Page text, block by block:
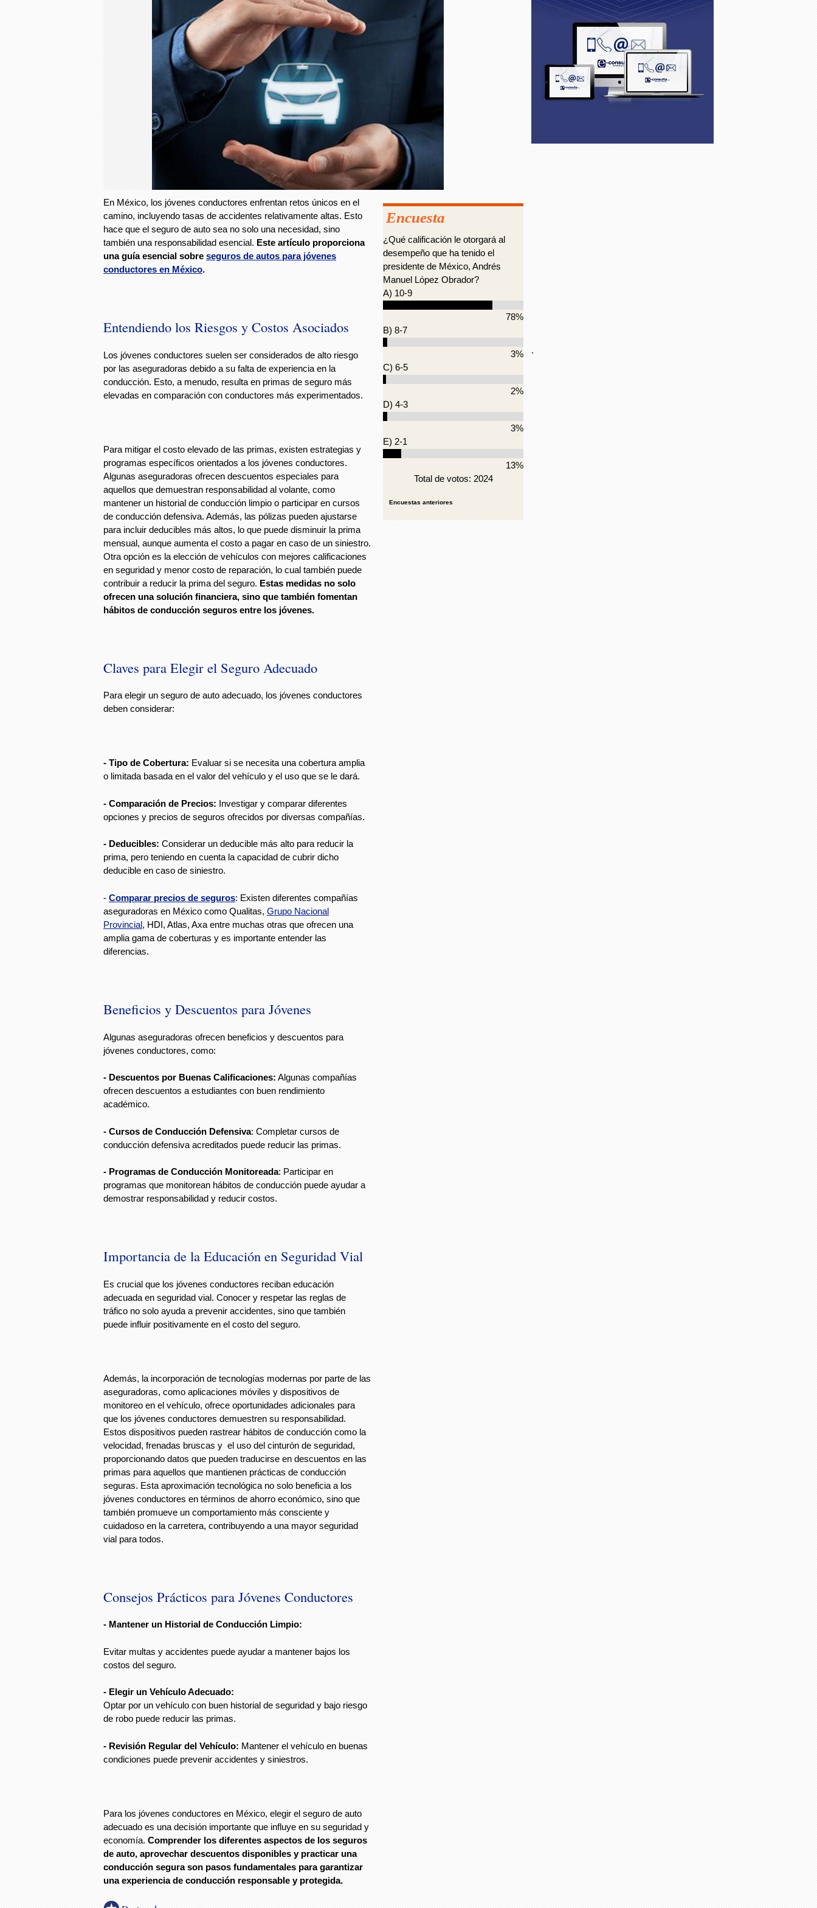
En México, los jóvenes conductores enfrentan retos únicos en el
camino, incluyendo tasas de accidentes relativamente altas. Esto
hace que el seguro de auto sea no solo una necesidad, sino
también una responsabilidad esencial. Este artículo proporciona
una guía esencial sobre seguros de autos para jóvenes
conductores en México.
Entendiendo los Riesgos y Costos Asociados
Los jóvenes conductores suelen ser considerados de alto riesgo
por las aseguradoras debido a su falta de experiencia en la
conducción. Esto, a menudo, resulta en primas de seguro más
elevadas en comparación con conductores más experimentados.
Para mitigar el costo elevado de las primas, existen estrategias y
programas específicos orientados a los jóvenes conductores.
Algunas aseguradoras ofrecen descuentos especiales para
aquellos que demuestran responsabilidad al volante, como
mantener un historial de conducción limpio o participar en cursos
de conducción defensiva. Además, las pólizas pueden ajustarse
para incluir deducibles más altos, lo que puede disminuir la prima
mensual, aunque aumenta el costo a pagar en caso de un siniestro.
Otra opción es la elección de vehículos con mejores calificaciones
en seguridad y menor costo de reparación, lo cual también puede
contribuir a reducir la prima del seguro. Estas medidas no solo
ofrecen una solución financiera, sino que también fomentan
hábitos de conducción seguros entre los jóvenes.
Claves para Elegir el Seguro Adecuado
Para elegir un seguro de auto adecuado, los jóvenes conductores
deben considerar:
- Tipo de Cobertura: Evaluar si se necesita una cobertura amplia
o limitada basada en el valor del vehículo y el uso que se le dará.
- Comparación de Precios: Investigar y comparar diferentes
opciones y precios de seguros ofrecidos por diversas compañías.
- Deducibles: Considerar un deducible más alto para reducir la
prima, pero teniendo en cuenta la capacidad de cubrir dicho
deducible en caso de siniestro.
- Comparar precios de seguros: Existen diferentes compañías
aseguradoras en México como Qualitas, Grupo Nacional
Provincial, HDI, Atlas, Axa entre muchas otras que ofrecen una
amplia gama de coberturas y es importante entender las
diferencias.
Beneficios y Descuentos para Jóvenes
Algunas aseguradoras ofrecen beneficios y descuentos para
jóvenes conductores, como:
- Descuentos por Buenas Calificaciones: Algunas compañías
ofrecen descuentos a estudiantes con buen rendimiento
académico.
- Cursos de Conducción Defensiva: Completar cursos de
conducción defensiva acreditados puede reducir las primas.
- Programas de Conducción Monitoreada: Participar en
programas que monitorean hábitos de conducción puede ayudar a
demostrar responsabilidad y reducir costos.
Importancia de la Educación en Seguridad Vial
Es crucial que los jóvenes conductores reciban educación
adecuada en seguridad vial. Conocer y respetar las reglas de
tráfico no solo ayuda a prevenir accidentes, sino que también
puede influir positivamente en el costo del seguro.
Además, la incorporación de tecnologías modernas por parte de las
aseguradoras, como aplicaciones móviles y dispositivos de
monitoreo en el vehículo, ofrece oportunidades adicionales para
que los jóvenes conductores demuestren su responsabilidad.
Estos dispositivos pueden rastrear hábitos de conducción como la
velocidad, frenadas bruscas y el uso del cinturón de seguridad,
proporcionando datos que pueden traducirse en descuentos en las
primas para aquellos que mantienen prácticas de conducción
seguras. Esta aproximación tecnológica no solo beneficia a los
jóvenes conductores en términos de ahorro económico, sino que
también promueve un comportamiento más consciente y
cuidadoso en la carretera, contribuyendo a una mayor seguridad
vial para todos.
Consejos Prácticos para Jóvenes Conductores
- Mantener un Historial de Conducción Limpio:
Evitar multas y accidentes puede ayudar a mantener bajos los
costos del seguro.
- Elegir un Vehículo Adecuado:
Optar por un vehículo con buen historial de seguridad y bajo riesgo
de robo puede reducir las primas.
- Revisión Regular del Vehículo: Mantener el vehículo en buenas
condiciones puede prevenir accidentes y siniestros.
Para los jóvenes conductores en México, elegir el seguro de auto
adecuado es una decisión importante que influye en su seguridad y
economía. Comprender los diferentes aspectos de los seguros
de auto, aprovechar descuentos disponibles y practicar una
conducción segura son pasos fundamentales para garantizar
una experiencia de conducción responsable y protegida.
Encuesta
¿Qué calificación le otorgará al
desempeño que ha tenido el
presidente de México, Andrés
Manuel López Obrador?
A) 10-9
78%
B) 8-7
3%
C) 6-5
2%
D) 4-3
3%
E) 2-1
13%
Total de votos: 2024
Encuestas anteriores
.